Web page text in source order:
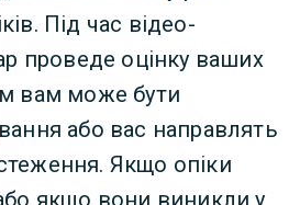
Під час відео-
проведе оцінку ваших
вам може бути
або вас направлять
Якщо опіки
якщо вони виникли у